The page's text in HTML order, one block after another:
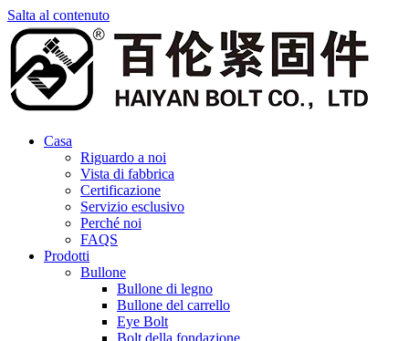
Salta al contenuto
Casa
Riguardo a noi
Vista di fabbrica
Certificazione
Servizio esclusivo
Perché noi
FAQS
Prodotti
Bullone
Bullone di legno
Bullone del carrello
Eye Bolt
Bolt della fondazione